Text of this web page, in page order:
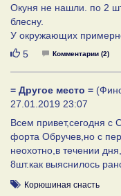
Окуня не нашли. по 2
блесну.
У окружающих
Нравится
5 Комментарии (2)
= Другое место =
27.01.2019 23:07
Всем привет,сегодня с
форта Обручев,но с
неохотно,в течении
8шт.как выяснилось
Корюшиная снасть